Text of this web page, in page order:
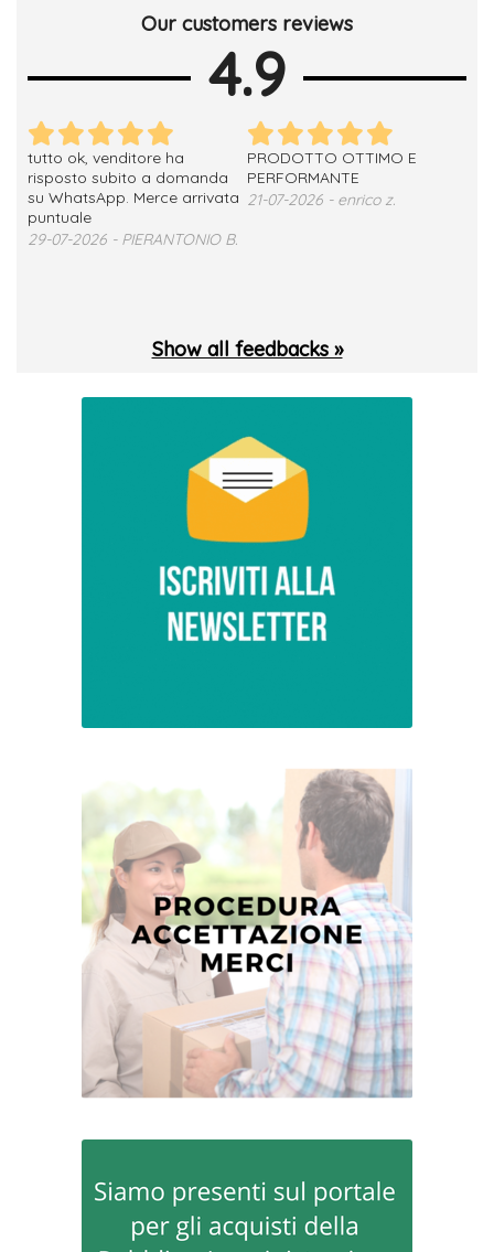
Our customers reviews
4.9
tutto ok, venditore ha
risposto subito a domanda
su WhatsApp. Merce arrivata
puntuale
29-07-2026 - PIERANTONIO B.
PRODOTTO OTTIMO E
PERFORMANTE
21-07-2026 - enrico z.
Show all feedbacks »